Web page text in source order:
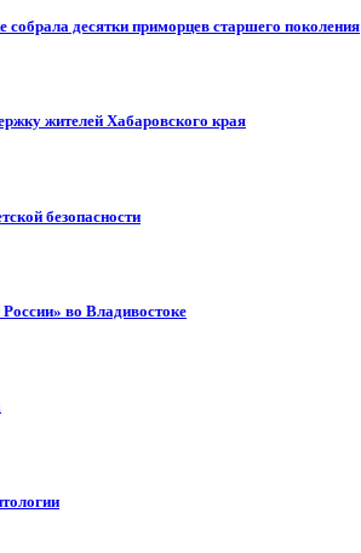
десятки приморцев старшего поколения
жителей Хабаровского края
безопасности
во Владивостоке